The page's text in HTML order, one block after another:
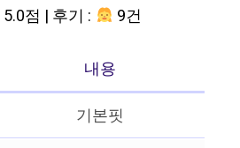
점 | 후기 :
9건
내용
기본핏